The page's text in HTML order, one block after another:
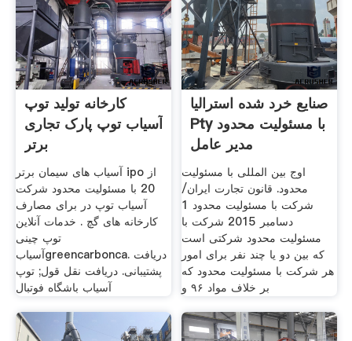
کارخانه تولید توپ
آسیاب توپ پارک تجاری
برتر
آسیاب های سیمان برتر ipo از
20 با مسئولیت محدود شرکت
آسیاب توپ در برای مصارف
کارخانه های گچ . خدمات آنلاین
توپ چینی
آسیابgreencarbonca. دریافت
پشتیبانی. دریافت نقل قول; توپ
آسیاب باشگاه فوتبال
صنایع خرد شده استرالیا
Pty با مسئولیت محدود
مدیر عامل
اوج بین المللی با مسئولیت
محدود. قانون تجارت ایران/
شرکت با مسئولیت محدود 1
دسامبر 2015 شرکت با
مسئولیت محدود شرکتی است
که بین دو یا چند نفر برای امور
هر شرکت با مسئولیت محدود که
بر خلاف مواد ۹۶ و